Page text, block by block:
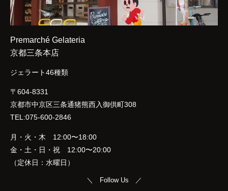
Premarché Gelateria
京都三条本店
ジェラート46種類
〒604-8331
京都市中京区三条通猪熊西入御供町308
TEL:075-600-2846
月・火・木 12:00〜18:00
金・土・日・祝 12:00〜20:00
（定休日：水曜日）
＼ Follow Us ／